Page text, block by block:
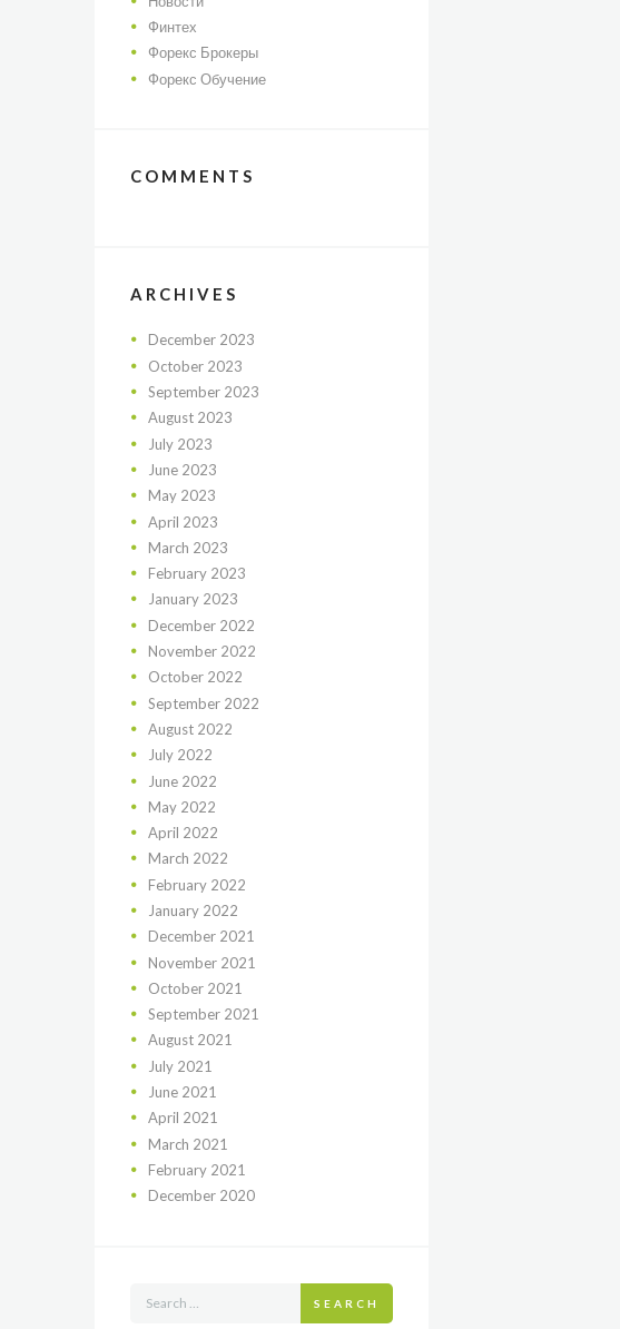
Финтех
Форекс Брокеры
Форекс Обучение
COMMENTS
ARCHIVES
December 2023
October 2023
September 2023
August 2023
July 2023
June 2023
May 2023
April 2023
March 2023
February 2023
January 2023
December 2022
November 2022
October 2022
September 2022
August 2022
July 2022
June 2022
May 2022
April 2022
March 2022
February 2022
January 2022
December 2021
November 2021
October 2021
September 2021
August 2021
July 2021
June 2021
April 2021
March 2021
February 2021
December 2020
SEARCH